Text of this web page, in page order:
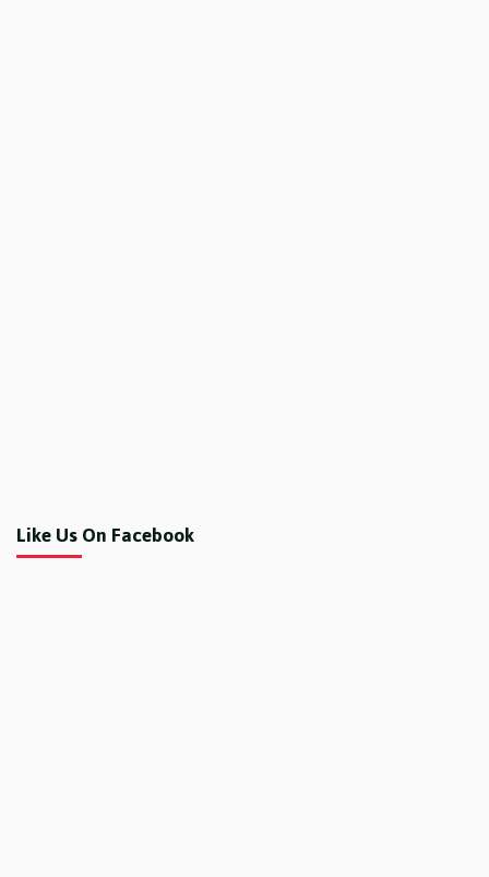
Like Us On Facebook